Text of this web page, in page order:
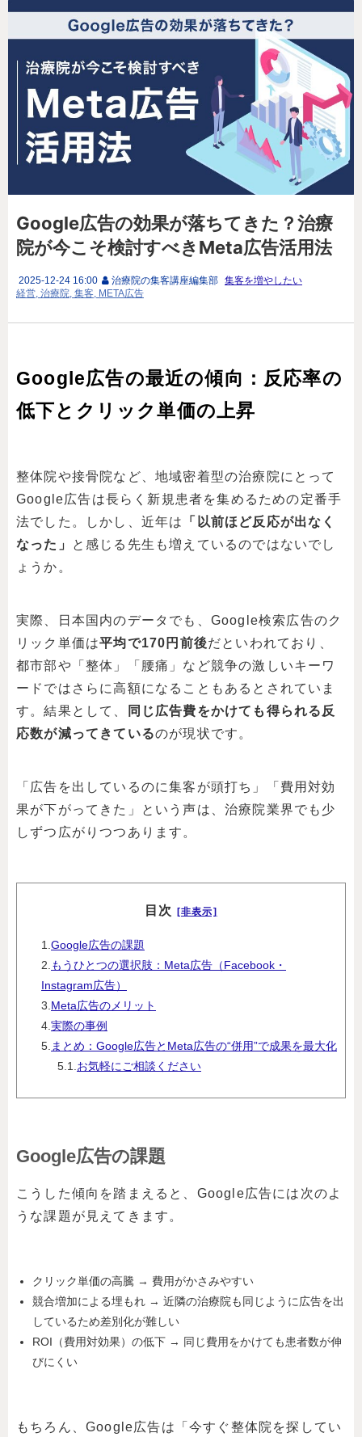
Google広告の効果が落ちてきた？治療
院が今こそ検討すべきMeta広告活用法
2025-12-24 16:00 治療院の集客講座編集部 集客を増やしたい
経営 治療院 集客 META広告
Google広告の最近の傾向：反応率の
低下とクリック単価の上昇
整体院や接骨院など、地域密着型の治療院にとって
Google広告は長らく新規患者を集めるための定番手
法でした。しかし、近年は
「以前ほど反応が出なく
なった」
と感じる先生も増えているのではないでし
ょうか。
実際、日本国内のデータでも、Google検索広告のク
リック単価は平均で170円前後だといわれており、
都市部や「整体」「腰痛」など競争の激しいキーワ
ードではさらに高額になることもあるとされていま
す。結果として、
同じ広告費をかけても得られる反
応数が減ってきているのが現状です。
「広告を出しているのに集客が頭打ち」「費用対効
果が下がってきた」という声は、治療院業界でも少
しずつ広がりつつあります。
目次 [非表示]
1. Google広告の課題
2. もうひとつの選択肢：Meta広告（Facebook・
Instagram広告）
3. Meta広告のメリット
4. 実際の事例
5. まとめ：Google広告とMeta広告の“併用”で成果を最大化
5.1. お気軽にご相談ください
Google広告の課題
こうした傾向を踏まえると、Google広告には次のよ
うな課題が見えてきます。
クリック単価の高騰 → 費用がかさみやすい
競合増加による埋もれ → 近隣の治療院も同じように広告を出
しているため差別化が難しい
ROI（費用対効果）の低下 → 同じ費用をかけても患者数が伸
びにくい
もちろん、Google広告は「今すぐ整体院を探してい